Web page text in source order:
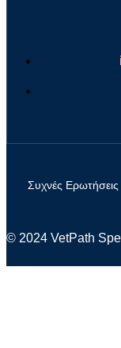
Συχνές Ερωτήσεις
© 2024 VetPath